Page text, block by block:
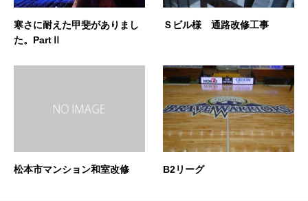
寒さに耐えた甲斐がありまし
た。PartⅡ
Ｓビル様 通路改修工事
松本市マンション和室改修 B2リーグ